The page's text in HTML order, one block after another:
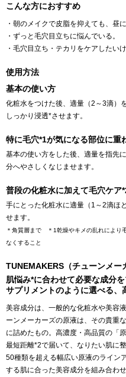
こんな方におすすめ
・朝のメイクで皮脂を抑えても、昼
・ずっと毛穴目立ちに悩んでいる。
・毛穴目立ち・テカリをケアしたい
使用方法
基本の使い方
化粧水をつけた後、適量（2～3滴）
しっかり浸透*させます。
特に毛穴*1が気になる部位に重
基本の使い方をした後、適量を指先
分へやさしくなじませます。
普段の化粧水に加えて毛穴ケア
手にとった化粧水に適量（1～2滴ほ
せます。
＊角質層まで ＊1乾燥やキメの乱れにより
なくすること
TUNEMAKERS（チューンメー
肌悩み*に合わせて必要な成分を
サプリメントのように選べる、
美容成分は、一般的な化粧水や美容
ーンメーカーズの原液は、その貴重
に詰めたもの。高濃度・高品質の「
最短距離*2で届いて、なりたい肌に整
50種類を超える幅広い原液のライン
する肌に合った美容成分を組み合わ